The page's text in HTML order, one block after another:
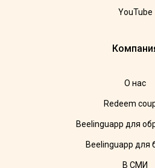
YouTube
О нас
Redeem
Beelinguapp для
Beelinguapp для
В СМИ